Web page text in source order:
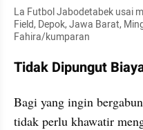
La Futbol Jabodetabek usai
Field, Depok, Jawa Barat,
Fahira/kumparan
Tidak Dipungut
Bagi yang ingin
tidak perlu khawatir